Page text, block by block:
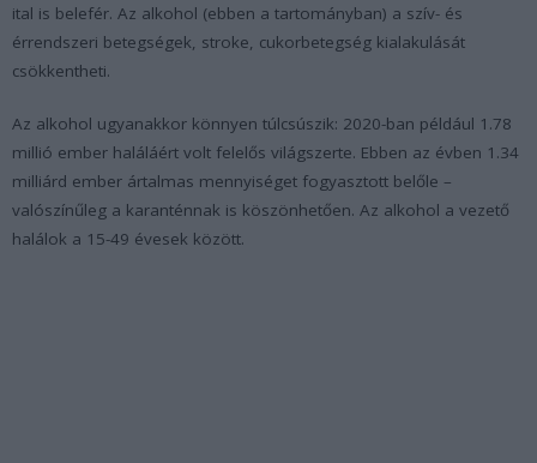
ital is belefér. Az alkohol (ebben a tartományban) a szív- és
érrendszeri betegségek, stroke, cukorbetegség kialakulását
csökkentheti.
Az alkohol ugyanakkor könnyen túlcsúszik: 2020-ban például 1.78
millió ember haláláért volt felelős világszerte. Ebben az évben 1.34
milliárd ember ártalmas mennyiséget fogyasztott belőle –
valószínűleg a karanténnak is köszönhetően. Az alkohol a vezető
halálok a 15-49 évesek között.